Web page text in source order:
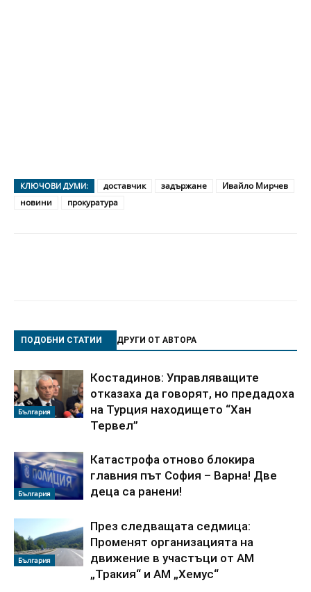
КЛЮЧОВИ ДУМИ: доставчик задържане
Ивайло Мирчев
новини
прокуратура
ПОДОБНИ СТАТИИ ДРУГИ ОТ АВТОРА
България
Костадинов: Управляващите
отказаха да говорят, но предадоха
на Турция находището “Хан
Тервел”
България
Катастрофа отново блокира
главния път София – Варна! Две
деца са ранени!
България
През следващата седмица:
Променят организацията на
движение в участъци от АМ
„Тракия“ и АМ „Хемус“